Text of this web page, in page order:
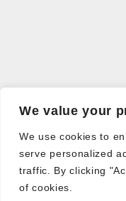
We value your
We use cookies to
serve personalized
traffic. By clicking
of cookies.